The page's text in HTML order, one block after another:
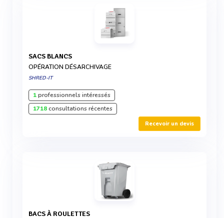
SACS BLANCS
OPÉRATION DÉSARCHIVAGE
SHRED-IT
1professionnels intéressés
1718consultations récentes
Recevoir un devis
BACS À ROULETTES